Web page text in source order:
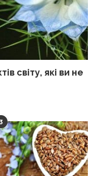
світу, які ви не